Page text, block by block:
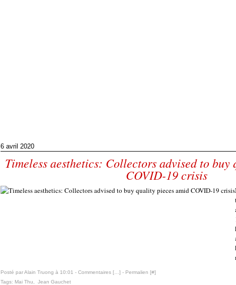
6 avril 2020
Timeless aesthetics: Collectors advised to
COVID-19 crisis
Posté par Alain Truong à 10:01 - Commentaires [ ] - Permalien [#]
Tags: Mai Thu Jean Gauchet